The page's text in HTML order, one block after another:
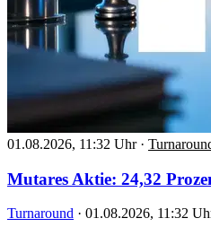
01.08.2026, 11:32 Uhr ·
Mutares Aktie: 24,32
Turnaround · 01.08.2026, 11:32